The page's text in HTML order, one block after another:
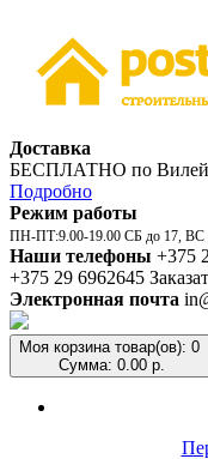
Доставка
БЕСПЛАТНО по
Подробно
Режим работы
ПН-ПТ:9.00-19.00 СБ до 17, ВС
Наши телефоны +375
+375 29 6962645
Электронная почта
Моя корзина товар(ов): 0
Сумма: 0.00 р.